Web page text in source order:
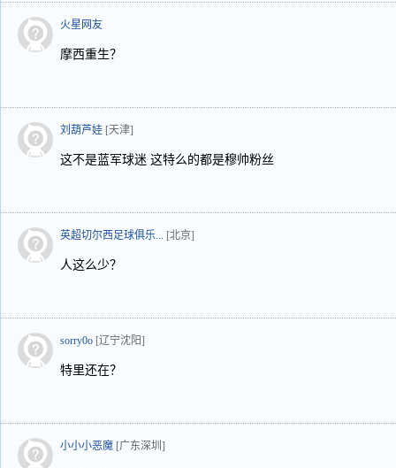
火星网友
摩西重生？
刘葫芦娃 [天津]
这不是蓝军球迷 这特么的都是穆帅粉丝
英超切尔西足球俱乐... [北京]
人这么少？
sorry0o [辽宁沈阳]
特里还在？
小小小恶魔 [广东深圳]